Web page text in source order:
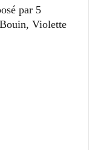
par 5
Violette